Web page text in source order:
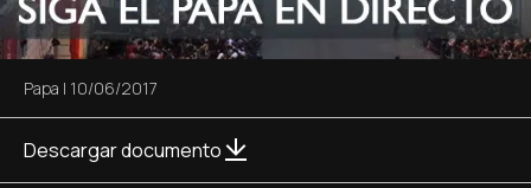
Papa | 10/06/2017
Descargar documento